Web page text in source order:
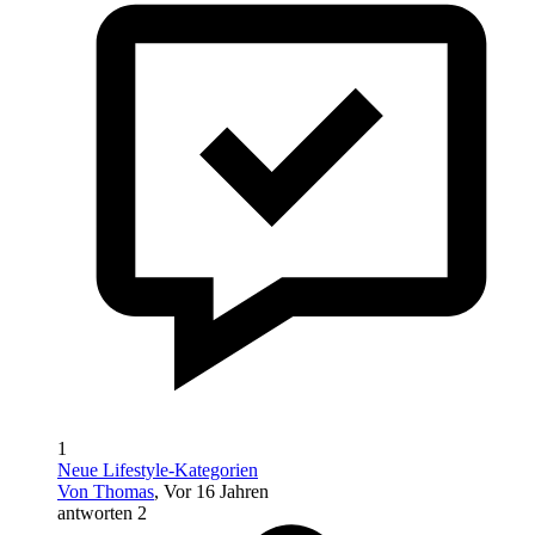
1
Neue Lifestyle-Kategorien
Von Thomas, Vor 16 Jahren
antworten 2